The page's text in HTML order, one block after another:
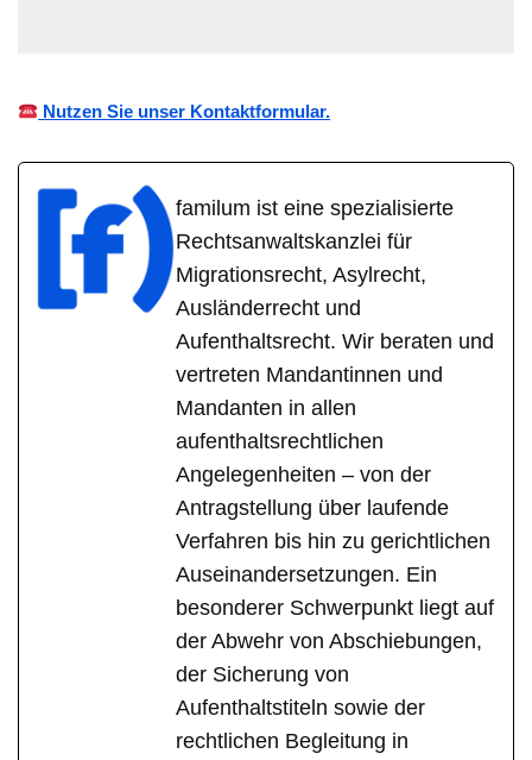
Nutzen Sie unser Kontaktformular.
familum ist eine spezialisierte
Rechtsanwaltskanzlei für
Migrationsrecht, Asylrecht,
Ausländerrecht und
Aufenthaltsrecht. Wir beraten und
vertreten Mandantinnen und
Mandanten in allen
aufenthaltsrechtlichen
Angelegenheiten – von der
Antragstellung über laufende
Verfahren bis hin zu gerichtlichen
Auseinandersetzungen. Ein
besonderer Schwerpunkt liegt auf
der Abwehr von Abschiebungen,
der Sicherung von
Aufenthaltstiteln sowie der
rechtlichen Begleitung in